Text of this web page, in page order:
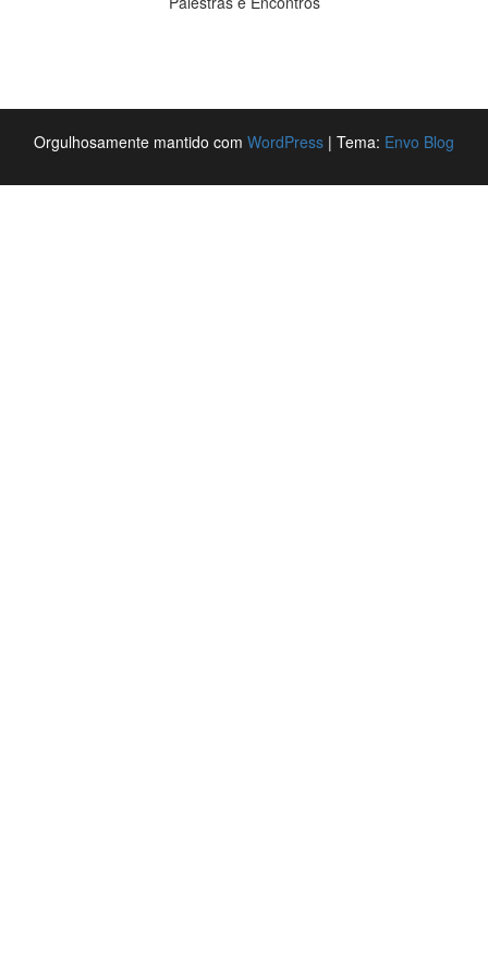
Orgulhosamente mantido com WordPress | Tema: Envo Blog